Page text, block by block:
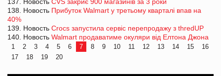
138. Новость Прибуток Walmart у третьому кварталі впав на
40%
139. Новость Crocs запустила сервіс перепродажу з thredUP
140. Новость Walmart продаватиме окуляри від Елтона Джона
1 2 3 4 5 6 7 8 9 10 11 12 13 14 15
16
17
18 19 20